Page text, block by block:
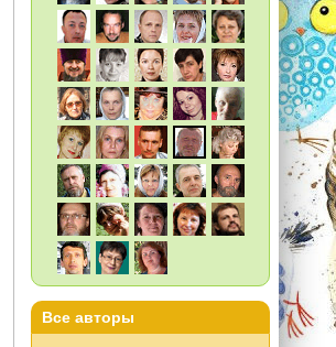
Все авторы